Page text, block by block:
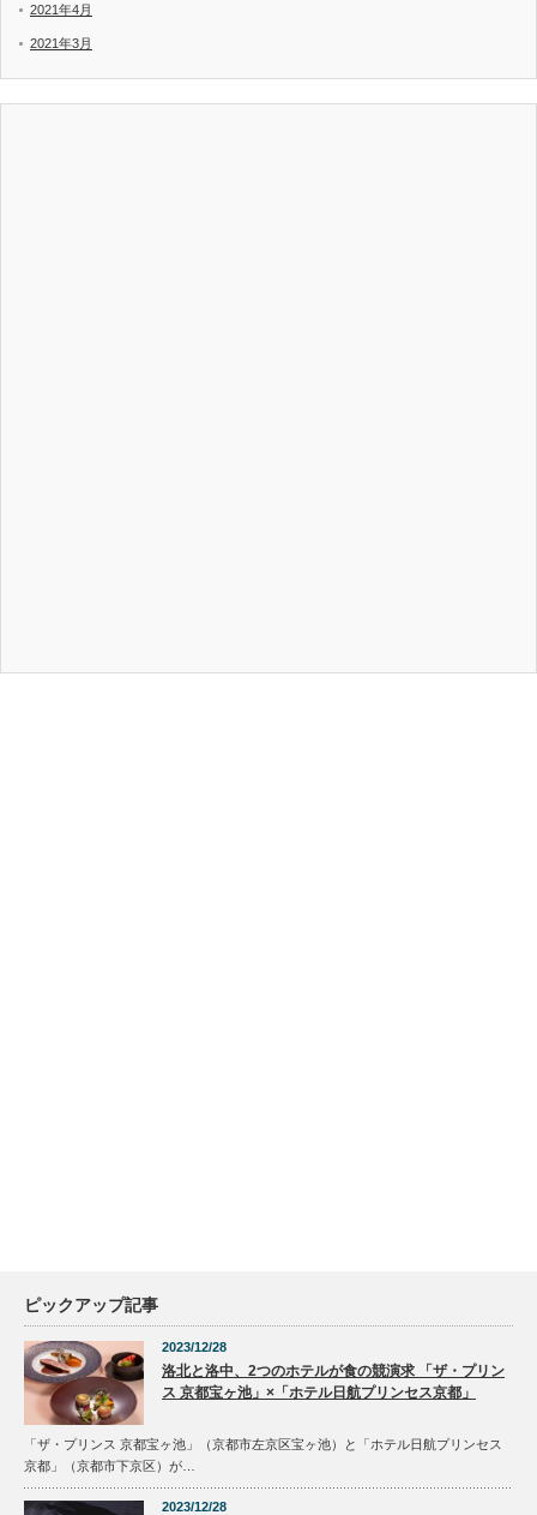
2021年4月
2021年3月
ピックアップ記事
2023/12/28
洛北と洛中、2つのホテルが食の競演求 「ザ・プリン
ス 京都宝ヶ池」×「ホテル日航プリンセス京都」
「ザ・プリンス 京都宝ヶ池」（京都市左京区宝ヶ池）と「ホテル日航プリンセス
京都」（京都市下京区）が…
2023/12/28